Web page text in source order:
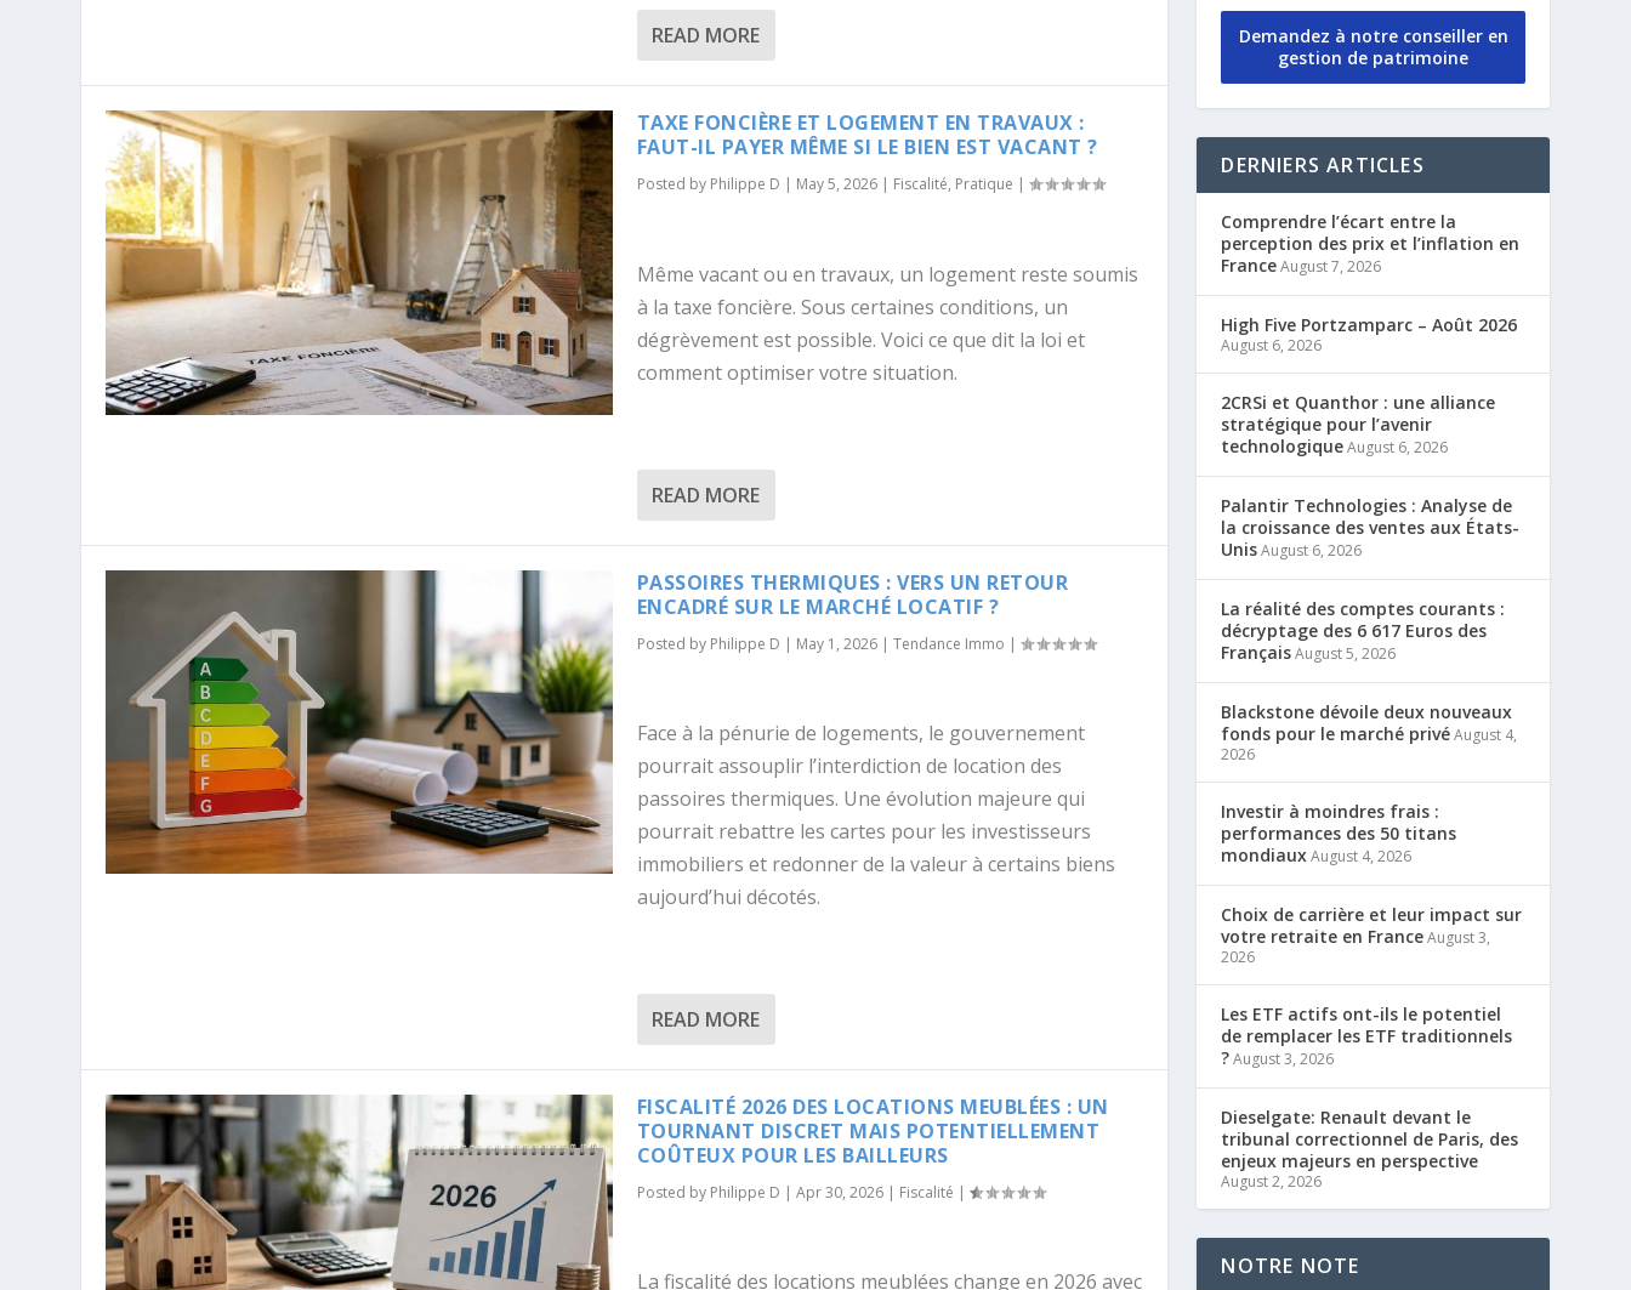
READ MORE
TAXE FONCIÈRE ET LOGEMENT EN TRAVAUX :
FAUT-IL PAYER MÊME SI LE BIEN EST VACANT ?
Posted by Philippe D | May 5, 2026| Fiscalité, Pratique |
Même vacant ou en travaux, un logement reste soumis
à la taxe foncière. Sous certaines conditions, un
dégrèvement est possible. Voici ce que dit la loi et
comment optimiser votre situation.
READ MORE
PASSOIRES THERMIQUES : VERS UN RETOUR
ENCADRÉ SUR LE MARCHÉ LOCATIF ?
Posted by Philippe D | May 1, 2026| Tendance Immo |
Face à la pénurie de logements, le gouvernement
pourrait assouplir l’interdiction de location des
passoires thermiques. Une évolution majeure qui
pourrait rebattre les cartes pour les investisseurs
immobiliers et redonner de la valeur à certains biens
aujourd’hui décotés.
READ MORE
FISCALITÉ 2026 DES LOCATIONS MEUBLÉES : UN
TOURNANT DISCRET MAIS POTENTIELLEMENT
COÛTEUX POUR LES BAILLEURS
Posted by Philippe D | Apr 30, 2026| Fiscalité |
La fiscalité des locations meublées change en 2026 avec
Demandez à notre conseiller en
gestion de patrimoine
DERNIERS ARTICLES
Comprendre l’écart entre la
perception des prix et l’inflation en
FranceAugust 7, 2026
High Five Portzamparc – Août 2026
August 6, 2026
2CRSi et Quanthor : une alliance
stratégique pour l’avenir
technologiqueAugust 6, 2026
Palantir Technologies : Analyse de
la croissance des ventes aux États-
UnisAugust 6, 2026
La réalité des comptes courants :
décryptage des 6 617 Euros des
FrançaisAugust 5, 2026
Blackstone dévoile deux nouveaux
fonds pour le marché privéAugust 4,
2026
Investir à moindres frais :
performances des 50 titans
mondiauxAugust 4, 2026
Choix de carrière et leur impact sur
votre retraite en FranceAugust 3,
2026
Les ETF actifs ont-ils le potentiel
de remplacer les ETF traditionnels
?August 3, 2026
Dieselgate: Renault devant le
tribunal correctionnel de Paris, des
enjeux majeurs en perspective
August 2, 2026
NOTRE NOTE